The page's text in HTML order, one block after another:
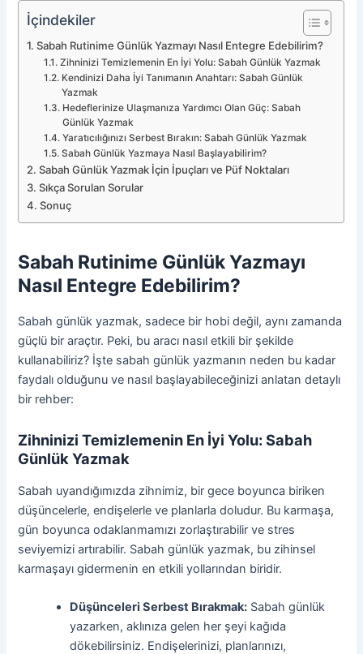
İçindekiler
Sabah Rutinime Günlük Yazmayı Nasıl Entegre Edebilirim?
Zihninizi Temizlemenin En İyi Yolu: Sabah Günlük Yazmak
Kendinizi Daha İyi Tanımanın Anahtarı: Sabah Günlük
Yazmak
Hedeflerinize Ulaşmanıza Yardımcı Olan Güç: Sabah
Günlük Yazmak
Yaratıcılığınızı Serbest Bırakın: Sabah Günlük Yazmak
Sabah Günlük Yazmaya Nasıl Başlayabilirim?
Sabah Günlük Yazmak İçin İpuçları ve Püf Noktaları
Sıkça Sorulan Sorular
Sonuç
Sabah Rutinime Günlük Yazmayı
Nasıl Entegre Edebilirim?
Sabah günlük yazmak, sadece bir hobi değil, aynı zamanda
güçlü bir araçtır. Peki, bu aracı nasıl etkili bir şekilde
kullanabiliriz? İşte sabah günlük yazmanın neden bu kadar
faydalı olduğunu ve nasıl başlayabileceğinizi anlatan detaylı
bir rehber:
Zihninizi Temizlemenin En İyi Yolu: Sabah
Günlük Yazmak
Sabah uyandığımızda zihnimiz, bir gece boyunca biriken
düşüncelerle, endişelerle ve planlarla doludur. Bu karmaşa,
gün boyunca odaklanmamızı zorlaştırabilir ve stres
seviyemizi artırabilir. Sabah günlük yazmak, bu zihinsel
karmaşayı gidermenin en etkili yollarından biridir.
Düşünceleri Serbest Bırakmak: Sabah günlük
yazarken, aklınıza gelen her şeyi kağıda
dökebilirsiniz. Endişelerinizi, planlarınızı,